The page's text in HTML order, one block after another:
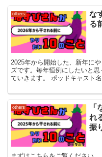
others
な
る
2025年から開始した、新年に
ズです。毎年恒例にしたいと
ていきます。 ポッドキャスト
others
れ
振